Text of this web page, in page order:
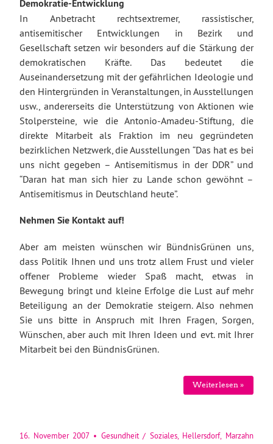
Demokratie-Entwicklung
In Anbetracht rechtsextremer, rassistischer,
antisemitischer Entwicklungen in Bezirk und
Gesellschaft setzen wir besonders auf die Stärkung der
demokratischen Kräfte. Das bedeutet die
Auseinandersetzung mit der gefährlichen Ideologie und
den Hintergründen in Veranstaltungen, in Ausstellungen
usw., andererseits die Unterstützung von Aktionen wie
Stolpersteine, wie die Antonio-Amadeu-Stiftung, die
direkte Mitarbeit als Fraktion im neu gegründeten
bezirklichen Netzwerk, die Ausstellungen “Das hat es bei
uns nicht gegeben – Antisemitismus in der DDR” und
“Daran hat man sich hier zu Lande schon gewöhnt –
Antisemitismus in Deutschland heute”.
Nehmen Sie Kontakt auf!
Aber am meisten wünschen wir BündnisGrünen uns,
dass Politik Ihnen und uns trotz allem Frust und vieler
offener Probleme wieder Spaß macht, etwas in
Bewegung bringt und kleine Erfolge die Lust auf mehr
Beteiligung an der Demokratie steigern. Also nehmen
Sie uns bitte in Anspruch mit Ihren Fragen, Sorgen,
Wünschen, aber auch mit Ihren Ideen und evt. mit Ihrer
Mitarbeit bei den BündnisGrünen.
Weiterlesen »
16. November 2007• Gesundheit / Soziales, Hellersdorf, Marzahn